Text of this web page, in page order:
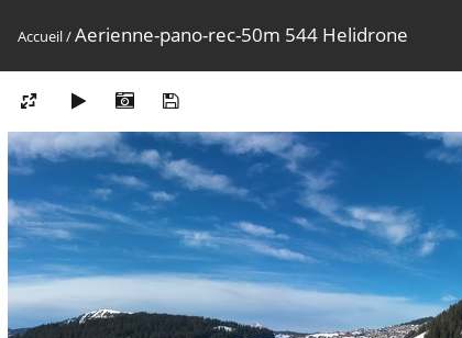
Accueil/Aerienne-pano-rec-50m 544 Helidrone